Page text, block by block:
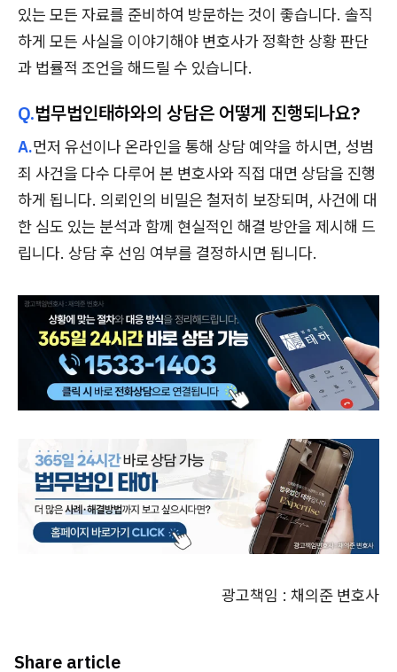
있는 모든 자료를 준비하여 방문하는 것이 좋습니다. 솔직
하게 모든 사실을 이야기해야 변호사가 정확한 상황 판단
과 법률적 조언을 해드릴 수 있습니다.
Q.법무법인태하와의 상담은 어떻게 진행되나요?
A.먼저 유선이나 온라인을 통해 상담 예약을 하시면, 성범
죄 사건을 다수 다루어 본 변호사와 직접 대면 상담을 진행
하게 됩니다. 의뢰인의 비밀은 철저히 보장되며, 사건에 대
한 심도 있는 분석과 함께 현실적인 해결 방안을 제시해 드
립니다. 상담 후 선임 여부를 결정하시면 됩니다.
광고책임 : 채의준 변호사
Share article